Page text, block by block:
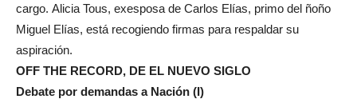
cargo. Alicia Tous, exesposa de Carlos Elías, primo del ñoño
Miguel Elías, está recogiendo firmas para respaldar su
aspiración.
OFF THE RECORD, DE EL NUEVO SIGLO
Debate por demandas a Nación (I)